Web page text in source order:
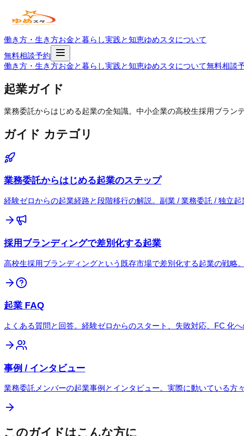
働き方・生き方お金と暮らし実践と知恵ゆめスタについて
無料相談予約
働き方・生き方お金と暮らし実践と知恵ゆめスタについて無料相談
起業ガイド
業務委託からはじめる起業の全知識。中小企業の高校生採用ブラン
ガイド カテゴリ
業務委託からはじめる起業のステップ
経験ゼロからの起業経路と段階移行の解説。副業 / 業務委託 / 独立
採用ブランディングで差別化する起業
高校生採用ブランディングという既存市場で差別化する起業の戦
起業 FAQ
よくある質問と回答。経験ゼロからのスタート、失敗対応、FC 化
事例 / インタビュー
業務委託メンバーの起業事例とインタビュー。実際に動いている方
このガイドはこんな方に